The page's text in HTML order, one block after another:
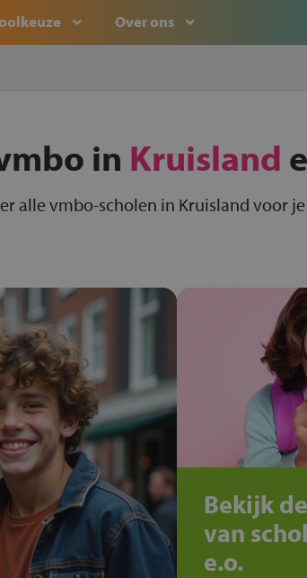
Over ons
in Kruisland
alle vmbo-scholen in Kruisland voor
Bekijk
van
e.o.